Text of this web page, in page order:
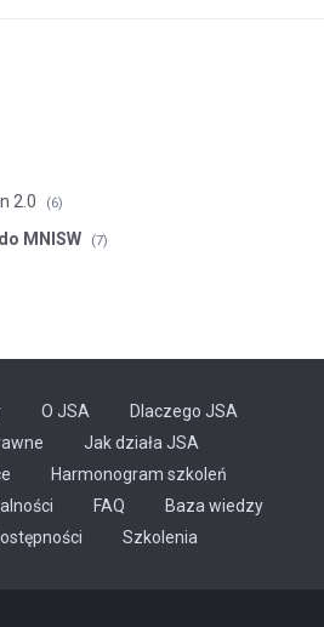
2.0 (6)
MNISW (7)
O JSA
Dlaczego JSA
Jak działa JSA
Harmonogram szkoleń
FAQ
Baza wiedzy
Szkolenia